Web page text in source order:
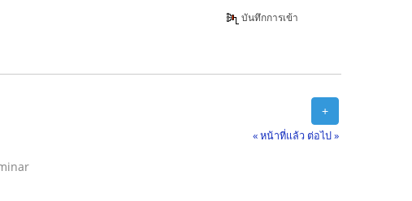
บันทึกการเข้า
+
« หน้าที่แล้ว ต่อไป »